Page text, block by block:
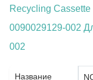
Recycling
0090029129-002
002
Название